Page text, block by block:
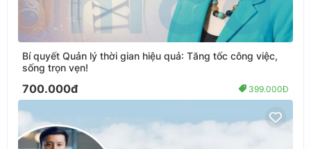
Bí quyết Quản lý thời gian hiệu quả: Tăng tốc công việc,
sống trọn vẹn!
700.000đ 399.000Đ